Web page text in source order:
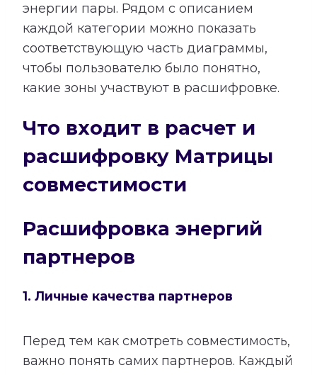
энергии пары. Рядом с описанием
каждой категории можно показать
соответствующую часть диаграммы,
чтобы пользователю было понятно,
какие зоны участвуют в расшифровке.
Что входит в расчет и
расшифровку Матрицы
совместимости
Расшифровка энергий
партнеров
1. Личные качества партнеров
Перед тем как смотреть совместимость,
важно понять самих партнеров. Каждый